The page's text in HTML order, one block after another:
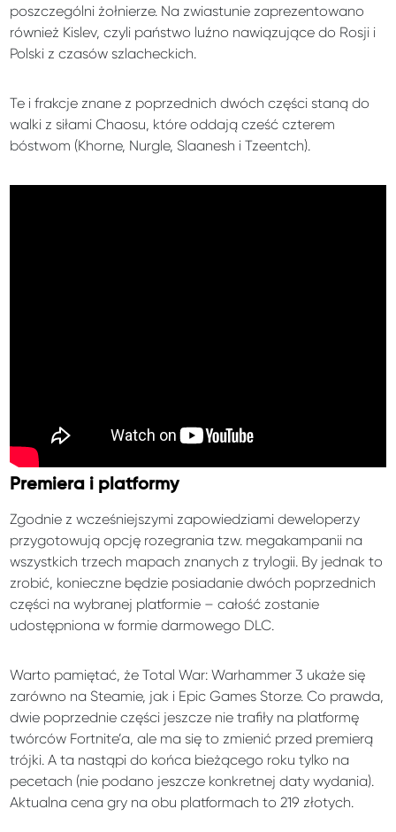
poszczególni żołnierze. Na zwiastunie zaprezentowano
również Kislev, czyli państwo luźno nawiązujące do Rosji i
Polski z czasów szlacheckich.
Te i frakcje znane z poprzednich dwóch części staną do
walki z siłami Chaosu, które oddają cześć czterem
bóstwom (Khorne, Nurgle, Slaanesh i Tzeentch).
Premiera i platformy
Zgodnie z wcześniejszymi zapowiedziami deweloperzy
przygotowują opcję rozegrania tzw. megakampanii na
wszystkich trzech mapach znanych z trylogii. By jednak to
zrobić, konieczne będzie posiadanie dwóch poprzednich
części na wybranej platformie – całość zostanie
udostępniona w formie darmowego DLC.
Warto pamiętać, że Total War: Warhammer 3 ukaże się
zarówno na Steamie, jak i Epic Games Storze. Co prawda,
dwie poprzednie części jeszcze nie trafiły na platformę
twórców Fortnite’a, ale ma się to zmienić przed premierą
trójki. A ta nastąpi do końca bieżącego roku tylko na
pecetach (nie podano jeszcze konkretnej daty wydania).
Aktualna cena gry na obu platformach to 219 złotych.